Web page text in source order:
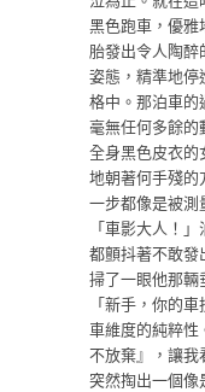
黑色跑車，優雅
胎發出令人陶醉
姿態，精準地停
格中。那泊車的
毫無任何多餘
全身黑色皮衣的
地朝著何手殘的
一步都像是被測
「車影大人！
都顫抖著不敢發
掃了一眼他那輛
「新手，你的
車維度的純粹
不放棄』，讓我
突然掏出一個像